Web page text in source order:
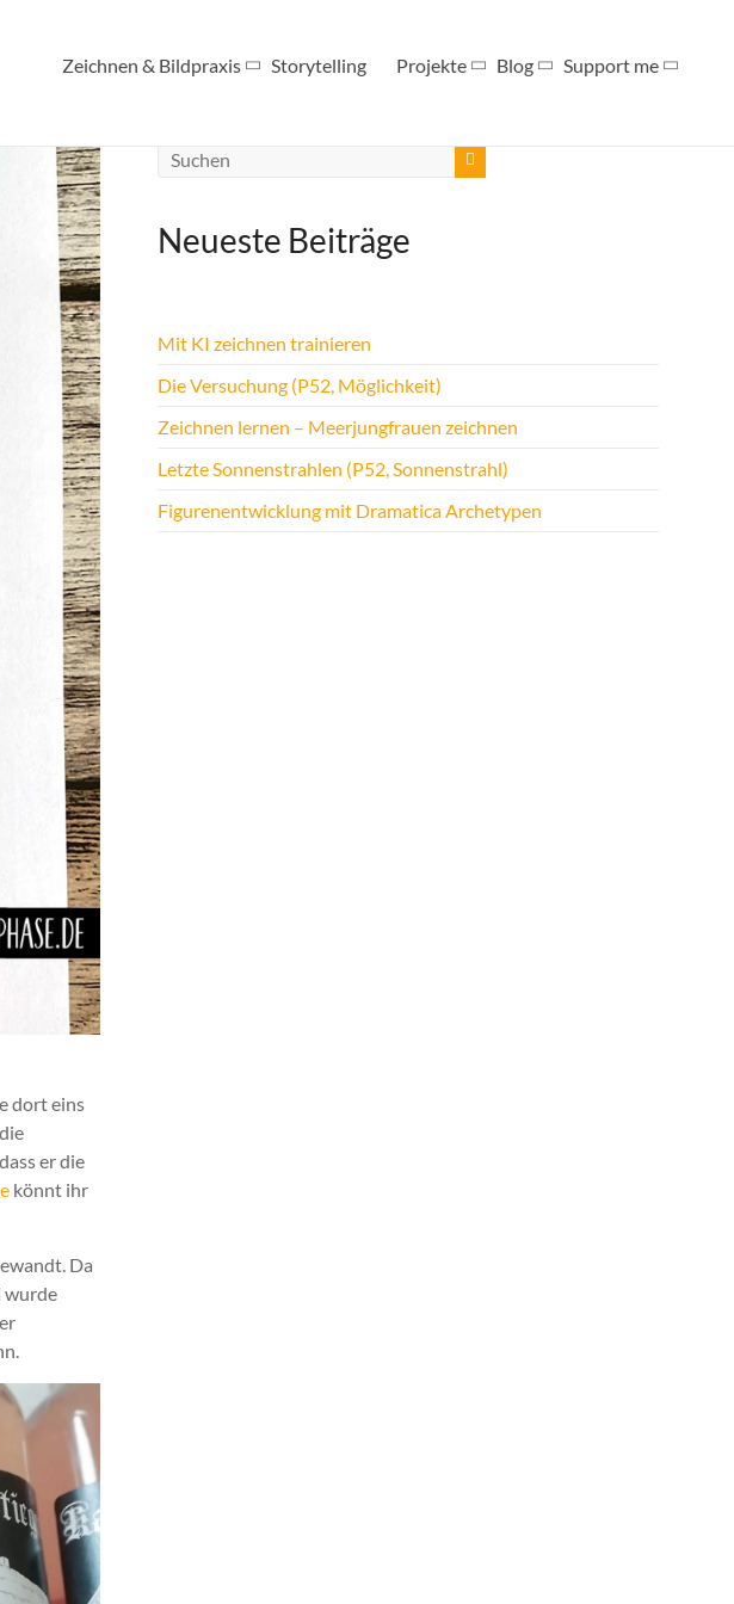
Zeichnen & Bildpraxis Storytelling Projekte Blog Support me
dort eins
er die
könnt ihr
Da
wurde
Neueste Beiträge
Mit KI zeichnen trainieren
Die Versuchung (P52, Möglichkeit)
Zeichnen lernen – Meerjungfrauen zeichnen
Letzte Sonnenstrahlen (P52, Sonnenstrahl)
Figurenentwicklung mit Dramatica Archetypen